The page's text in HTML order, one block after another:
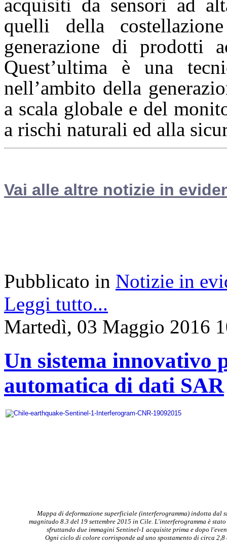
acquisiti da sensori ad
quelli della
generazione di prodotti
Quest’ultima è una
nell’ambito della
a scala globale e del
a rischi naturali ed alla
Vai alle altre notizie in
Pubblicato in Notizie in
Leggi tutto...
Martedì, 03 Maggio 2016
Un sistema innovativo
automatica di dati SAR
Mappa di deformazione superficiale (interferogramma) indotta dal
magnitudo 8.3 del 19 settembre 2015 in Cile. L'interferogramma è
sfruttando due immagini Sentinel-1 acquisite prima e dopo
Ogni ciclo di colore corrisponde ad uno spostamento di circa 2,8